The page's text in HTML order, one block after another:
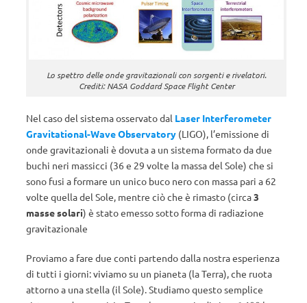
Lo spettro delle onde gravitazionali con sorgenti e rivelatori.
Crediti: NASA Goddard Space Flight Center
Nel caso del sistema osservato dal Laser Interferometer
Gravitational-Wave Observatory (LIGO), l’emissione di
onde gravitazionali è dovuta a un sistema formato da due
buchi neri massicci (36 e 29 volte la massa del Sole) che si
sono fusi a formare un unico buco nero con massa pari a 62
volte quella del Sole, mentre ciò che è rimasto (circa3
masse solari) è stato emesso sotto forma di radiazione
gravitazionale
Proviamo a fare due conti partendo dalla nostra esperienza
di tutti i giorni: viviamo su un pianeta (la Terra), che ruota
attorno a una stella (il Sole). Studiamo questo semplice